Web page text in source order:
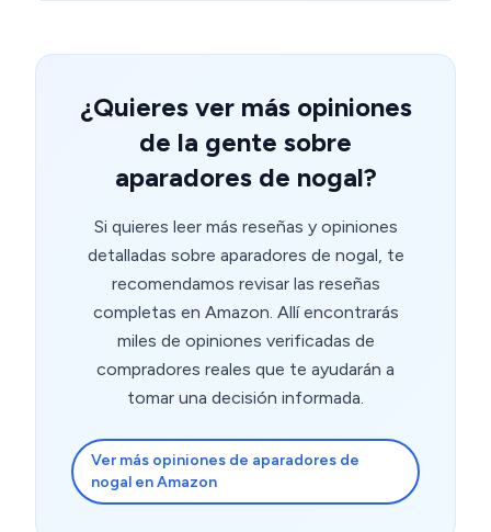
¿Quieres ver más opiniones
de la gente sobre
aparadores de nogal?
Si quieres leer más reseñas y opiniones
detalladas sobre aparadores de nogal, te
recomendamos revisar las reseñas
completas en Amazon. Allí encontrarás
miles de opiniones verificadas de
compradores reales que te ayudarán a
tomar una decisión informada.
Ver más opiniones de aparadores de
nogal en Amazon